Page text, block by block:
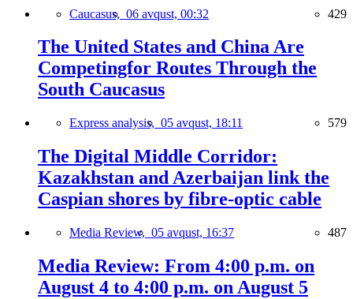
Caucasus, 06 avqust, 00:32 429
The United States and China Are
Competingfor Routes Through the
South Caucasus
Express analysis, 05 avqust, 18:11 579
The Digital Middle Corridor:
Kazakhstan and Azerbaijan link the
Caspian shores by fibre-optic cable
Media Review, 05 avqust, 16:37 487
Media Review: From 4:00 p.m. on
August 4 to 4:00 p.m. on August 5